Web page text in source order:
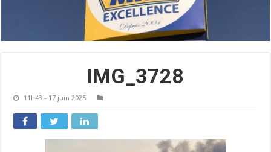
IMG_3728
11h43 - 17 juin 2025